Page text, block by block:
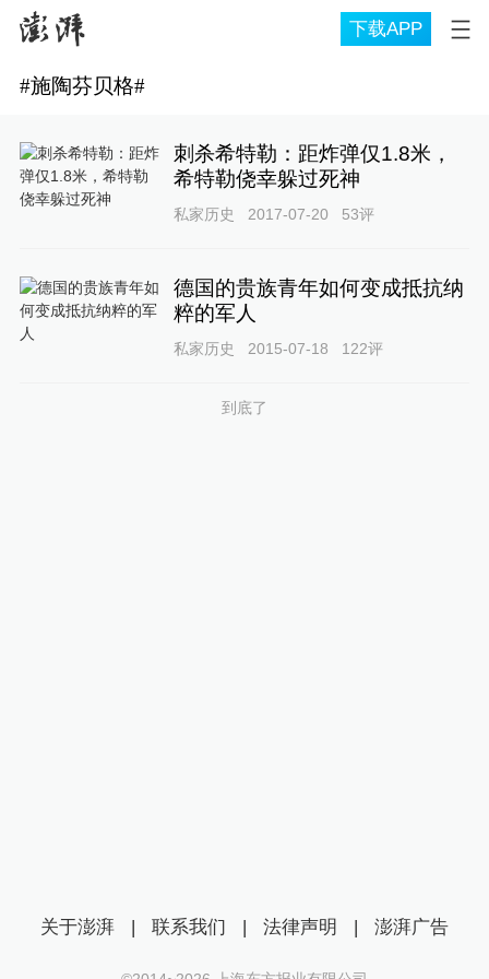
下载APP
#施陶芬贝格#
刺杀希特勒：距炸弹仅1.8米，
希特勒侥幸躲过死神
私家历史 2017-07-20 53评
德国的贵族青年如何变成抵抗纳
粹的军人
私家历史 2015-07-18 122评
到底了
关于澎湃 | 联系我们 | 法律声明 | 澎湃广告